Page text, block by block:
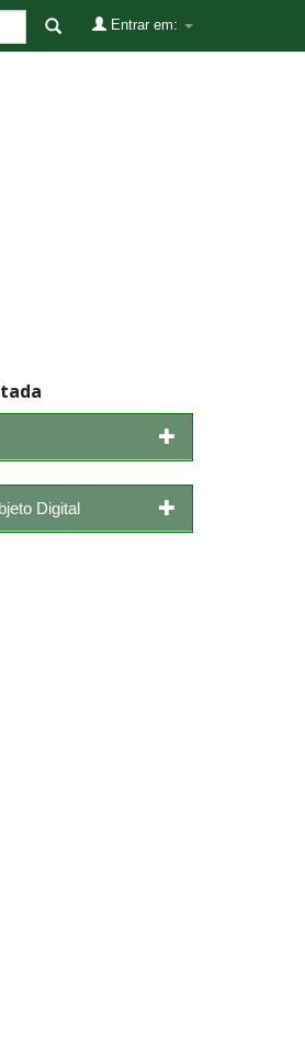
Entrar em:
Digital